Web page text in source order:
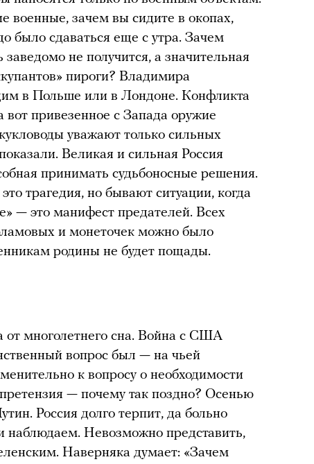
военные, зачем вы сидите в окопах,
было сдаваться еще с утра. Зачем
заведомо не получится, а значительная
пироги? Владимира
в Польше или в Лондоне. Конфликта
привезенное с Запада оружие
уважают только сильных
Великая и сильная Россия
принимать судьбоносные решения.
трагедия, но бывают ситуации, когда
— это манифест предателей. Всех
и монеточек можно было
родины не будет пощады.
от многолетнего сна. Война с США
вопрос был — на чьей
к вопросу о необходимости
— почему так поздно? Осенью
Россия долго терпит, да больно
наблюдаем. Невозможно представить,
Наверняка думает: «Зачем